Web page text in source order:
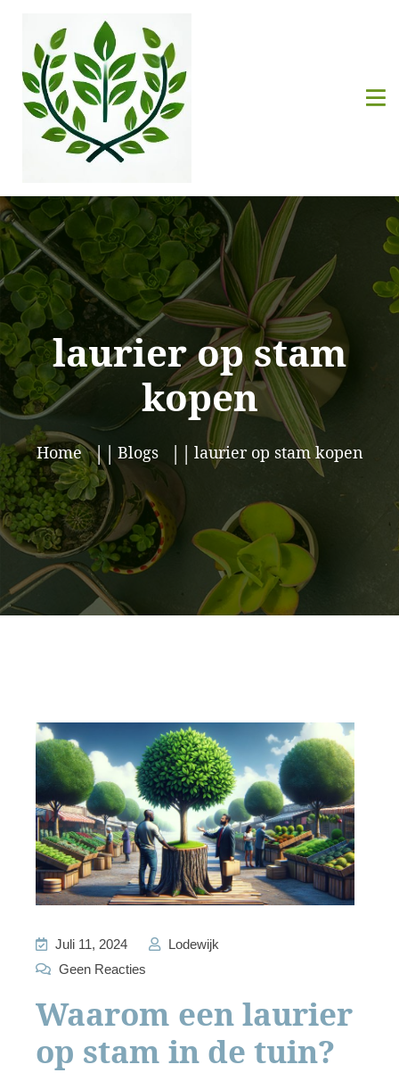
laurier op stam
kopen
Home Blogs laurier op stam kopen
Juli 11, 2024
Lodewijk
Geen Reacties
Waarom een laurier
op stam in de tuin?